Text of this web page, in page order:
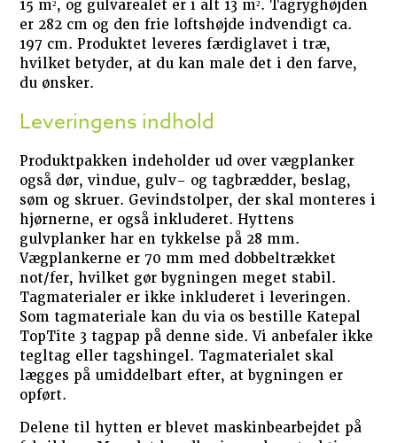
15 m², og gulvarealet er i alt 13 m². Tagryghøjden
er 282 cm og den frie loftshøjde indvendigt ca.
197 cm. Produktet leveres færdiglavet i træ,
hvilket betyder, at du kan male det i den farve,
du ønsker.
Leveringens indhold
Produktpakken indeholder ud over vægplanker
også dør, vindue, gulv- og tagbrædder, beslag,
søm og skruer. Gevindstolper, der skal monteres i
hjørnerne, er også inkluderet. Hyttens
gulvplanker har en tykkelse på 28 mm.
Vægplankerne er 70 mm med dobbeltrækket
not/fer, hvilket gør bygningen meget stabil.
Tagmaterialer er ikke inkluderet i leveringen.
Som tagmateriale kan du via os bestille Katepal
TopTite 3 tagpap på denne side. Vi anbefaler ikke
tegltag eller tagshingel. Tagmaterialet skal
lægges på umiddelbart efter, at bygningen er
opført.
Delene til hytten er blevet maskinbearbejdet på